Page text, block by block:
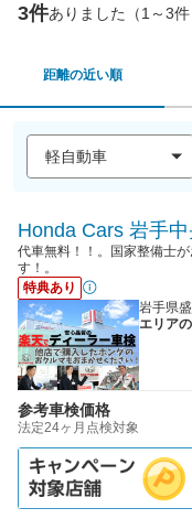
3件ありました（1～3件
距離の近い順
Honda Cars 岩手
代車無料！！。国家整備士
す！。
特典あり
岩手県
エリア
参考車検価格
法定24ヶ月点検対象